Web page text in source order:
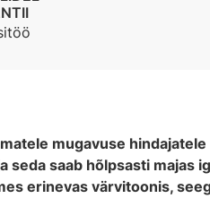
mugavuse hindajatele
seda saab hõlpsasti majas
erinevas värvitoonis,